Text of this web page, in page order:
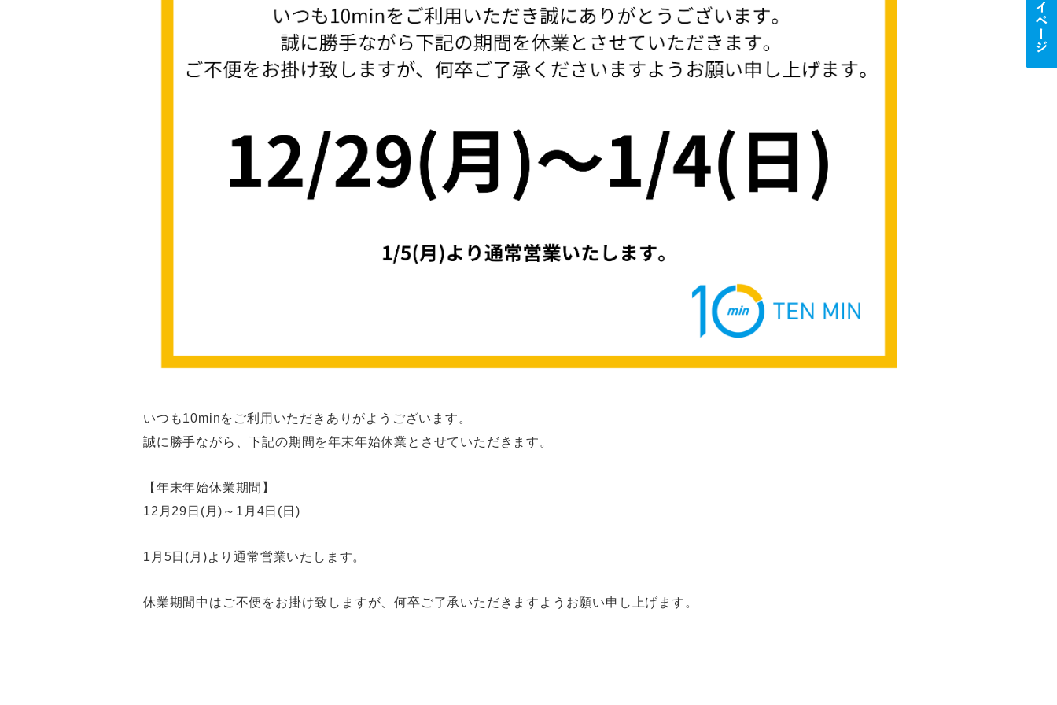
いつも10minをご利用いただきありがようございます。
誠に勝手ながら、下記の期間を年末年始休業とさせていただきます。
【年末年始休業期間】
12月29日(月)～1月4日(日)
1月5日(月)より通常営業いたします。
休業期間中はご不便をお掛け致しますが、何卒ご了承いただきますようお願い申し上げます。